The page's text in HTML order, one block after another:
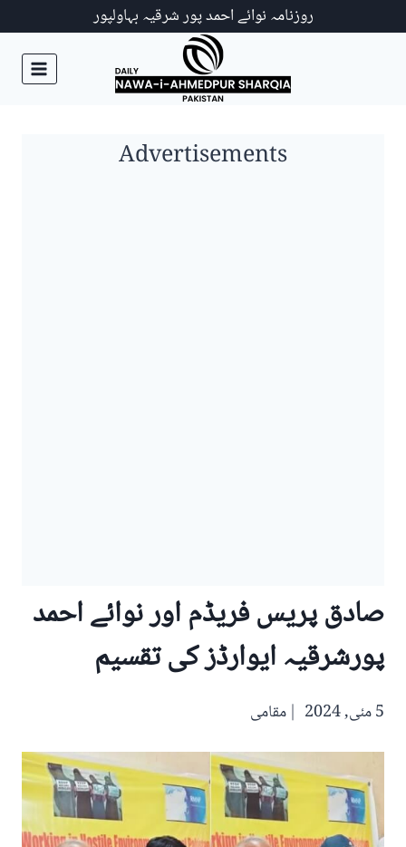
روزنامہ نوائے احمد پور شرقیہ بہاولپور
Advertisements
صادق پریس فریڈم اور نوائے احمد
پورشرقیہ ایوارڈز کی تقسیم
5 مئی, 2024 مقامی